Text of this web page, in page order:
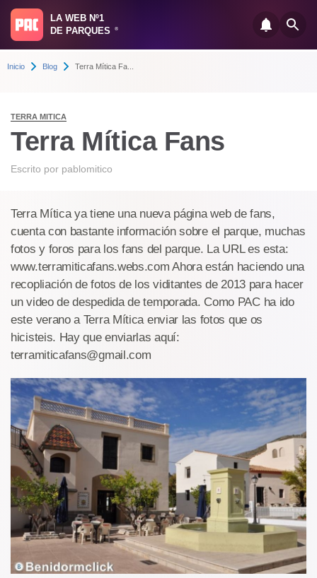
LA WEB Nº1
DE PARQUES
®
Inicio Blog Terra Mítica Fa...
TERRA MITICA
Terra Mítica Fans
Escrito por pablomitico
Terra Mítica ya tiene una nueva página web de fans,
cuenta con bastante información sobre el parque, muchas
fotos y foros para los fans del parque. La URL es esta:
www.terramiticafans.webs.com Ahora están haciendo una
recopliación de fotos de los viditantes de 2013 para hacer
un video de despedida de temporada. Como PAC ha ido
este verano a Terra Mítica enviar las fotos que os
hicisteis. Hay que enviarlas aquí:
terramiticafans@gmail.com